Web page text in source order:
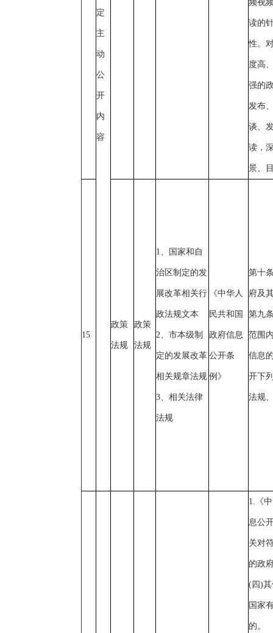
定
主
动
公
开
内
容
频视
读的
性。
度高
强的
发布
谈、
读，
景、
15
政策
法规
政策
法规
1、国家和自
治区制定的发
展改革相关行
政法规文本
2、市本级制
定的发展改革
相关规章法规
3、相关法律
法规
《中华人
民共和国
政府信息
公开条
例》
第十
府及
第九
范围
信息
开下
法规
1.《
息公
关对
的政
(四)
国家
的。